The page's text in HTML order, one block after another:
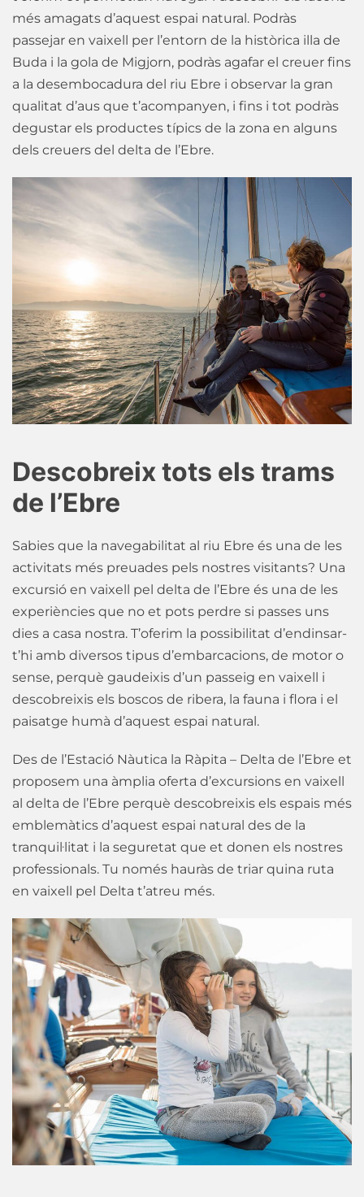
més amagats d’aquest espai natural. Podràs
passejar en vaixell per l’entorn de la històrica illa de
Buda i la gola de Migjorn, podràs agafar el creuer fins
a la desembocadura del riu Ebre i observar la gran
qualitat d’aus que t’acompanyen, i fins i tot podràs
degustar els productes típics de la zona en alguns
dels creuers del delta de l’Ebre.
Descobreix tots els trams
de l’Ebre
Sabies que la navegabilitat al riu Ebre és una de les
activitats més preuades pels nostres visitants? Una
excursió en vaixell pel delta de l’Ebre és una de les
experiències que no et pots perdre si passes uns
dies a casa nostra. T’oferim la possibilitat d’endinsar-
t’hi amb diversos tipus d’embarcacions, de motor o
sense, perquè gaudeixis d’un passeig en vaixell i
descobreixis els boscos de ribera, la fauna i flora i el
paisatge humà d’aquest espai natural.
Des de l’Estació Nàutica la Ràpita – Delta de l’Ebre et
proposem una àmplia oferta d’excursions en vaixell
al delta de l’Ebre perquè descobreixis els espais més
emblemàtics d’aquest espai natural des de la
tranquil·litat i la seguretat que et donen els nostres
professionals. Tu només hauràs de triar quina ruta
en vaixell pel Delta t’atreu més.